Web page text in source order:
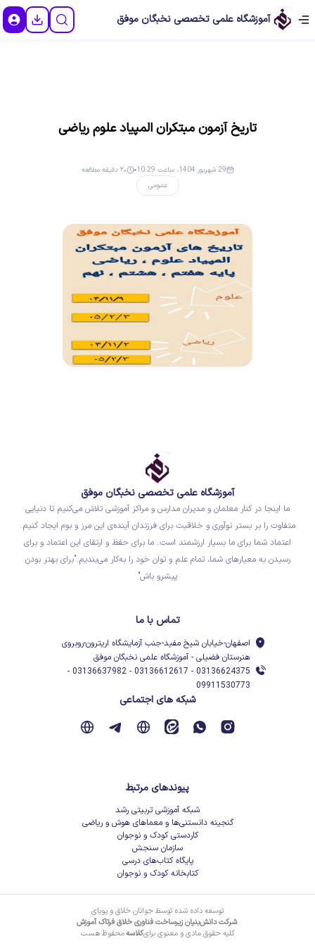
آموزشگاه علمی تخصصی نخبگان موفق
تاریخ آزمون مبتکران المپیاد علوم ریاضی
عمومی
29 شهریور 1404، ساعت 10:29 ۲۰ دقیقه مطالعه
آموزشگاه علمی تخصصی نخبگان موفق
ما اینجا در کنار معلمان و مدیران مدارس و مراکز آموزشی تلاش می‌کنیم تا دنیایی
متفاوت را بر بستر نوآوری و خلاقیت برای فرزندان آینده‌ی این مرز و بوم ایجاد کنیم.
اعتماد شما برای ما بسیار ارزشمند است. ما برای حفظ و ارتقای این اعتماد و برای
رسیدن به معیارهای شما، تمام علم و توان خود را به‌کار می‌بندیم."برای بهتر بودن
پیشرو باش"
تماس با ما
اصفهان-خیابان شیخ مفید-جنب آزمایشگاه اریترون-روبروی
هنرستان فضیلی - آموزشگاه علمی نخبگان موفق
03136624375 - 03136612617 - 03136637982 -
09911530773
شبکه های اجتماعی
پیوندهای مرتبط
شبکه آموزشی تربیتی رشد
گنجینه دانستنی‌ها و معماهای هوش و ریاضی
کاردستی کودک و نوجوان
سازمان سنجش
پایگاه کتاب‌های درسی
کتابخانه کودک و نوجوان
توسعه داده شده توسط جوانان خلاق و پویای
شرکت دانش‌بنیان زیرساخت فناوری خلاق فرتاک آموزش
کلیه حقوق مادی و معنوی برایکلاسهمحفوظ هست